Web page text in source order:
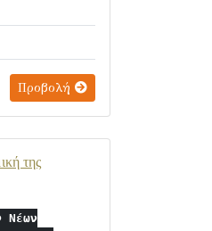
Προβολή
της
Νέων